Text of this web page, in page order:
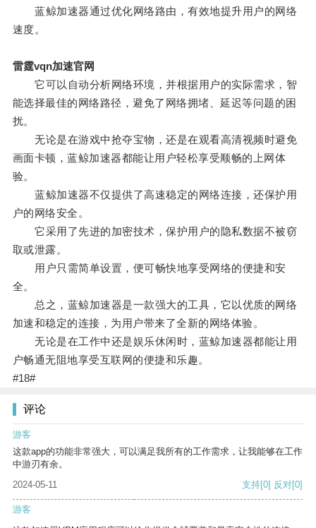
蓝鲸加速器通过优化网络路由，有效地提升用户的网络
速度。
雷霆vqn加速官网
它可以自动分析网络环境，并根据用户的实际需求，智
能选择最佳的网络路径，避免了网络拥堵、延迟等问题的困
扰。
无论是在游戏中抢夺宝物，还是在观看高清视频时避免
画面卡顿，蓝鲸加速器都能让用户轻松享受顺畅的上网体
验。
蓝鲸加速器不仅提供了高速稳定的网络连接，还保护用
户的网络安全。
它采用了先进的加密技术，保护用户的隐私数据不被窃
取或泄露。
用户只需简单设置，便可畅快地享受网络的便捷和安
全。
总之，蓝鲸加速器是一款强大的工具，它以优质的网络
加速和稳定的连接，为用户带来了全新的网络体验。
无论是在工作中还是娱乐休闲时，蓝鲸加速器都能让用
户畅通无阻地享受互联网的便捷和乐趣。
#18#
评论
游客
这款app的功能非常强大，可以满足我所有的工作需求，让我能够在工作
中游刃有余。
2024-05-11
支持[0] 反对[0]
游客